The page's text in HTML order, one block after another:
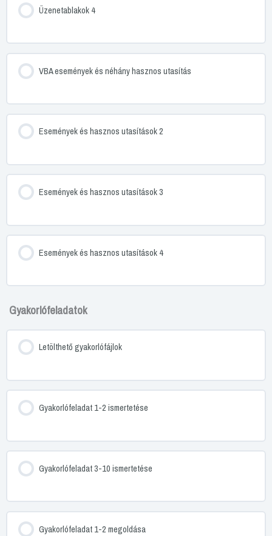
Üzenetablakok 4
VBA események és néhány hasznos utasítás
Események és hasznos utasítások 2
Események és hasznos utasítások 3
Események és hasznos utasítások 4
Gyakorlófeladatok
Letölthető gyakorlófájlok
Gyakorlófeladat 1-2 ismertetése
Gyakorlófeladat 3-10 ismertetése
Gyakorlófeladat 1-2 megoldása